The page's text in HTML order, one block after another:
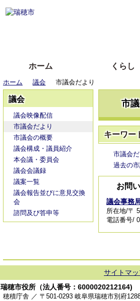
ホーム くらし
ホーム 議会 市議会だより
議会
議会映像配信
市議会だより
市議会の概要
議会構成・議員紹介
本会議・委員会
議会会議録
議案一覧
議会報告並びに意見交換
会
諮問及び答申等
市
キーワー
市議会
過去の
お問
議会事務
所在地/〒
電話番号/
サイトマ
瑞穂市役所（法人番号：6000020212164)
穂積庁舎 ／ 〒501-0293 岐阜県瑞穂市別府